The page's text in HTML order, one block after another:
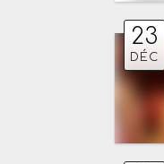
23
DÉC